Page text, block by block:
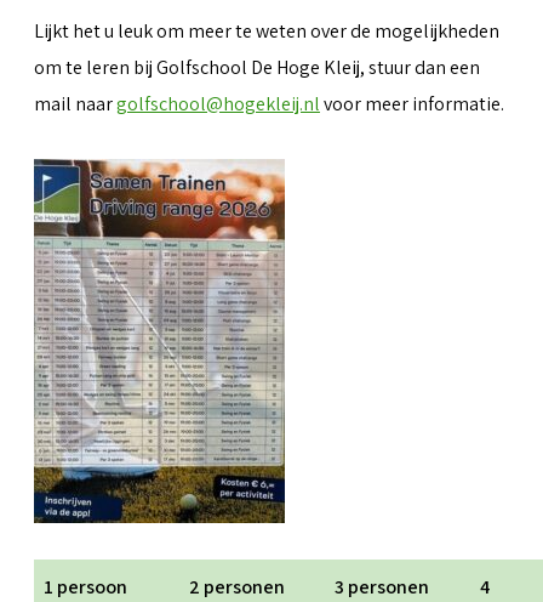
Lijkt het u leuk om meer te weten over de mogelijkheden
om te leren bij Golfschool De Hoge Kleij, stuur dan een
mail naargolfschool@hogekleij.nlvoor meer informatie.
1 persoon 2 personen 3 personen
4